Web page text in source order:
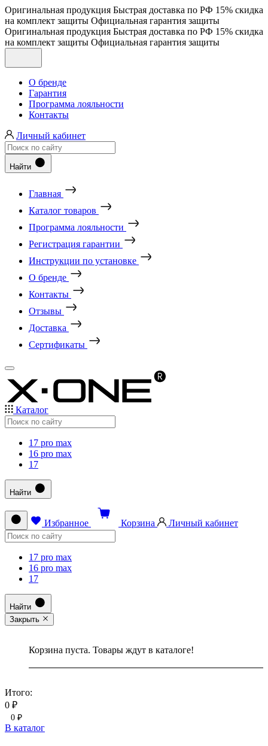
Оригинальная продукция Быстрая доставка по РФ 15% скидка
на комплект защиты Официальная гарантия защиты
Оригинальная продукция Быстрая доставка по РФ 15% скидка
на комплект защиты Официальная гарантия защиты
О бренде
Гарантия
Программа лояльности
Контакты
Личный кабинет
Найти
Главная
Каталог товаров
Программа лояльности
Регистрация гарантии
Инструкции по установке
О бренде
Контакты
Отзывы
Доставка
Сертификаты
Каталог
17 pro max
16 pro max
17
Найти
Избранное Корзина Личный кабинет
17 pro max
16 pro max
17
Найти
Закрыть
Корзина пуста. Товары ждут в каталоге!
Итого:
0 ₽
0 ₽
В каталог